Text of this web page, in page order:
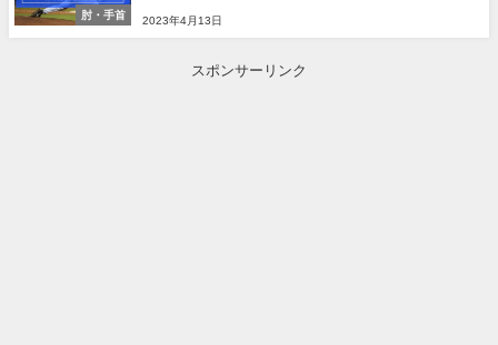
肘・手首
2023年4月13日
スポンサーリンク